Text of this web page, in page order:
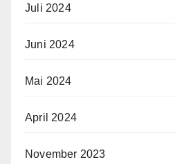
Juli 2024
Juni 2024
Mai 2024
April 2024
November 2023